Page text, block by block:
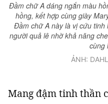
Giấy phép xuất bản số 110/GP
© 2003-2026 Bản quyền thuộc
dưới mọi hình thức nếu không
Phát triển bởi ePi Technologies,
Đầm chữ A dáng ngắn màu
hồng, kết hợp cùng giày
Đầm chữ A này là vị cứu
người quả lê nhờ khả năng
cùng
ẢNH:
Mang đậm tinh thần